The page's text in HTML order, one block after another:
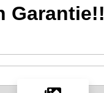
Garantie!!